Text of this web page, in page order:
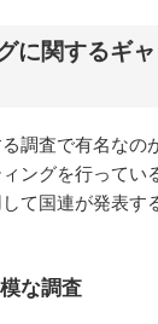
に関するギ
調査で有名なの
ングを行ってい
て国連が発表す
な調査